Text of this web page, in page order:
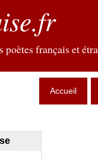
poètes français et
Accueil